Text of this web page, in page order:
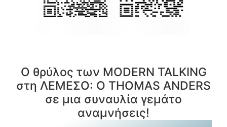
Ο θρύλος των MODERN TALKING
στη ΛΕΜΕΣΟ: Ο THOMAS ANDERS
σε μια συναυλία γεμάτο
αναμνήσεις!